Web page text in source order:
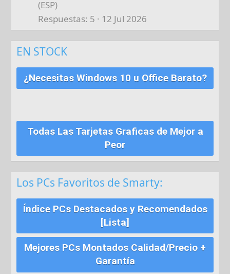
(ESP)
Respuestas 5 12 Jul 2026
EN STOCK
¿Necesitas Windows 10 u Office Barato?
Todas Las Tarjetas Graficas de Mejor a
Peor
Los PCs Favoritos de Smarty:
Índice PCs Destacados y Recomendados
[Lista]
Mejores PCs Montados Calidad/Precio +
Garantía